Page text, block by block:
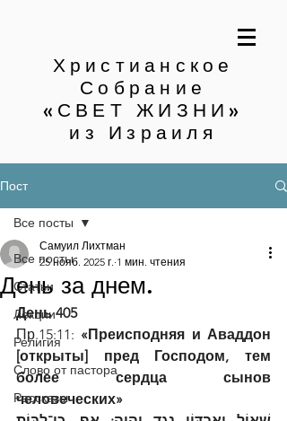
Христианское
Собрание
«СВЕТ ЖИЗНИ»
из Израиля
Пост
Все посты
Статьи
Лекции
Религия
Слово от пастора
Рассказы
Все посты
День за днем.
Самуил Лихтман
25 нояб. 2025 г. 1 мин. чтения
День 405
Пр.15:11: «Преисподняя и Аваддон
[открыты] пред Господом, тем
более сердца сынов
человеческих»